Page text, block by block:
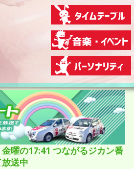
曜の17:41 つながるジカン番
送中